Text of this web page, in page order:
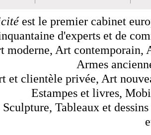
est le premier cabinet
d'experts et de
moderne, Art contemporain,
Armes
et clientèle privée, Art
Estampes et livres,
Tableaux et